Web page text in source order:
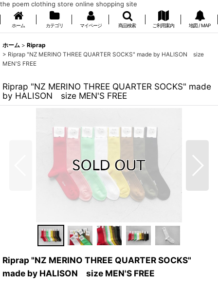
the poem clothing store online shopping site
ホーム カテゴリ マイページ 商品検索 ご利用案内 地図 / MAP
ホーム > Riprap
> Riprap "NZ MERINO THREE QUARTER SOCKS" made by HALISON size
MEN'S FREE
Riprap "NZ MERINO THREE QUARTER SOCKS" made
by HALISON size MEN'S FREE
Riprap "NZ MERINO THREE QUARTER SOCKS"
made by HALISON size MEN'S FREE